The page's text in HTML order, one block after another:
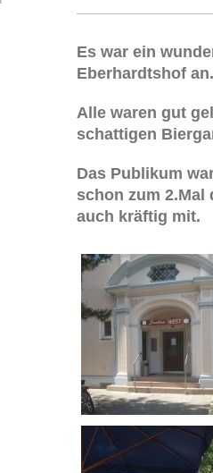
Es war ein
Eberhardtshof an.
Alle waren gut
schattigen
Das Publikum
schon zum 2.Mal
auch kräftig mit.